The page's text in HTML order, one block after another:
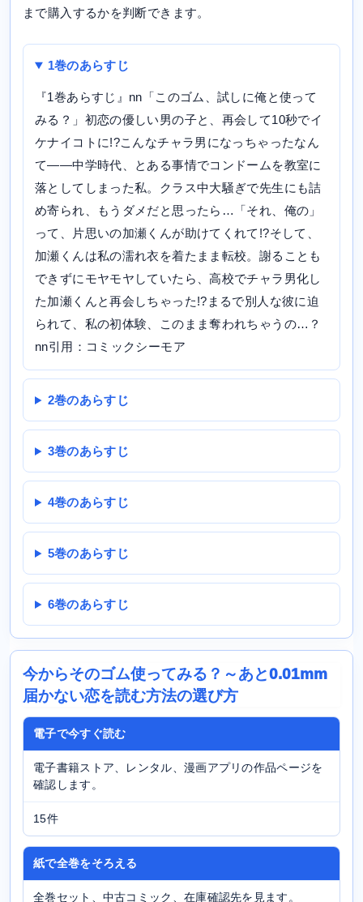
まで購入するかを判断できます。
1巻のあらすじ
『1巻あらすじ』nn「このゴム、試しに俺と使って
みる？」初恋の優しい男の子と、再会して10秒でイ
ケナイコトに!?こんなチャラ男になっちゃったなん
て――中学時代、とある事情でコンドームを教室に
落としてしまった私。クラス中大騒ぎで先生にも詰
め寄られ、もうダメだと思ったら…「それ、俺の」
って、片思いの加瀬くんが助けてくれて!?そして、
加瀬くんは私の濡れ衣を着たまま転校。謝ることも
できずにモヤモヤしていたら、高校でチャラ男化し
た加瀬くんと再会しちゃった!?まるで別人な彼に迫
られて、私の初体験、このまま奪われちゃうの…？
nn引用：コミックシーモア
2巻のあらすじ
3巻のあらすじ
4巻のあらすじ
5巻のあらすじ
6巻のあらすじ
今からそのゴム使ってみる？～あと0.01mm
届かない恋を読む方法の選び方
電子で今すぐ読む
電子書籍ストア、レンタル、漫画アプリの作品ページを
確認します。
15件
紙で全巻をそろえる
全巻セット、中古コミック、在庫確認先を見ます。